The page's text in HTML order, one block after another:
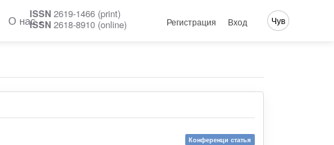
О насISSN 2619-1466 (print)
ISSN 2618-8910 (online) Регистрация Вход Чув
Конференци статья